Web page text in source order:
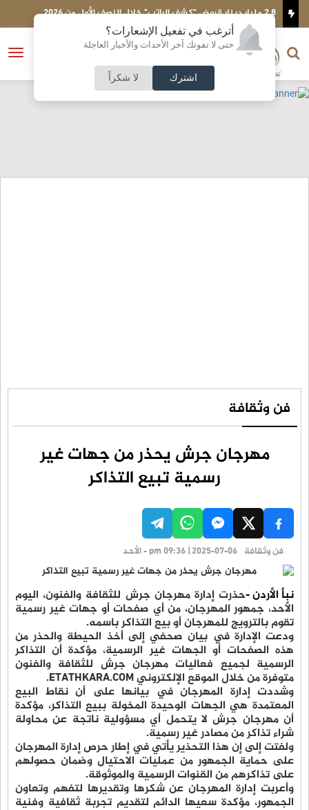
أترغب في تفعيل الإشعارات؟
حتى لا تفوتك آخر الأحداث والأخبار العاجلة
اشترك لا شكراً
الإعصار دولفين يضرب
فتح
الناشر و رئيس التحرير
النسخة الكاملة
فن وثقافة
مهرجان جرش يحذر من جهات غير
رسمية تبيع التذاكر
فن وثقافة pm 09:36 | 2025-07-06 - الأحد
نبأ الأردن -حذرت إدارة مهرجان جرش للثقافة والفنون، اليوم
الأحد، جمهور المهرجان، من أي صفحات أو جهات غير رسمية
تقوم بالترويج للمهرجان أو بيع التذاكر باسمه.
ودعت الإدارة في بيان صحفي إلى أخذ الحيطة والحذر من
هذه الصفحات أو الجهات غير الرسمية، مؤكدة أن التذاكر
الرسمية لجميع فعاليات مهرجان جرش للثقافة والفنون
متوفرة من خلال الموقع الإلكتروني ETATHKARA.COM.
وشددت إدارة المهرجان في بيانها على أن نقاط البيع
المعتمدة هي الجهات الوحيدة المخولة ببيع التذاكر، مؤكدة
أن مهرجان جرش لا يتحمل أي مسؤولية ناتجة عن محاولة
شراء تذاكر من مصادر غير رسمية.
ولفتت إلى إن هذا التحذير يأتي في إطار حرص إدارة المهرجان
على حماية الجمهور من عمليات الاحتيال وضمان حصولهم
على تذاكرهم من القنوات الرسمية والموثوقة.
وأعربت إدارة المهرجان عن شكرها وتقديرها لتفهم وتعاون
الجمهور، مؤكدة سعيها الدائم لتقديم تجربة ثقافية وفنية